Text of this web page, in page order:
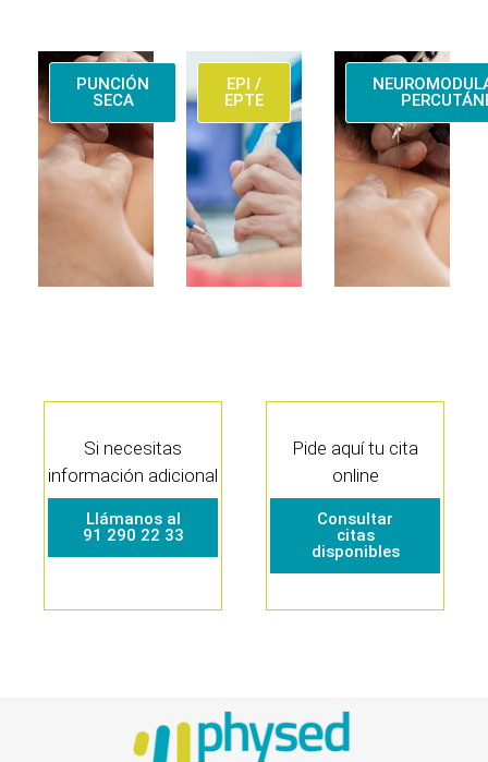
PUNCIÓN
SECA
EPI /
EPTE
Si necesitas
información adicional
Llámanos al
91 290 22 33
Pide aquí tu cita
online
Consultar
citas
disponibles